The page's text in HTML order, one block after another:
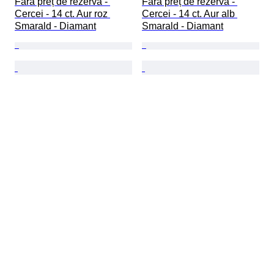
Cercei - 14 ct. Aur roz
Smarald - Diamant
Cercei - 14 ct. Aur alb
Smarald - Diamant